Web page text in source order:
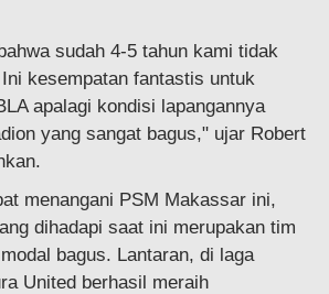
sudah 4-5 tahun kami tidak
kesempatan fantastis untuk
apalagi kondisi lapangannya
yang sangat bagus," ujar Robert
menangani PSM Makassar ini,
dihadapi saat ini merupakan tim
bagus. Lantaran, di laga
United berhasil meraih